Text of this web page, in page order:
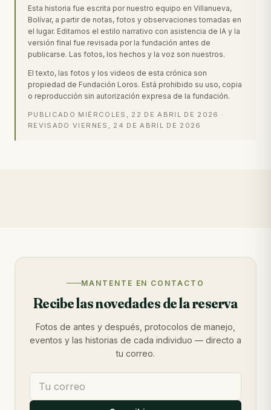
Esta historia fue escrita por nuestro equipo en Villanueva,
Bolívar, a partir de notas, fotos y observaciones tomadas en
el lugar. Editamos el estilo narrativo con asistencia de IA y la
versión final fue revisada por la fundación antes de
publicarse. Las fotos, los hechos y la voz son nuestros.
El texto, las fotos y los videos de esta crónica son
propiedad de Fundación Loros. Está prohibido su uso, copia
o reproducción sin autorización expresa de la fundación.
PUBLICADO MIÉRCOLES, 22 DE ABRIL DE 2026 ·
REVISADO VIERNES, 24 DE ABRIL DE 2026
MANTENTE EN CONTACTO
Recibe las novedades de la reserva
Fotos de antes y después, protocolos de manejo,
eventos y las historias de cada individuo — directo a
tu correo.